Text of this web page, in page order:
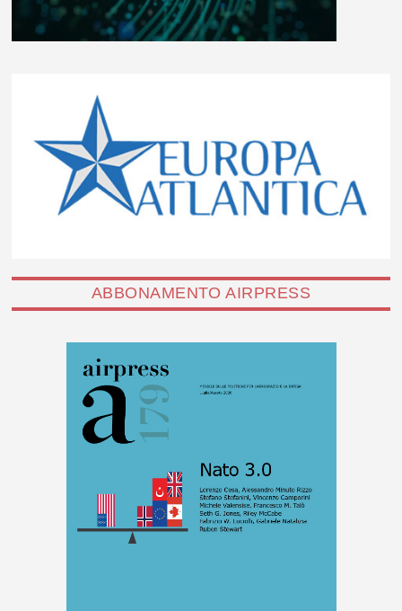
ABBONAMENTO AIRPRESS